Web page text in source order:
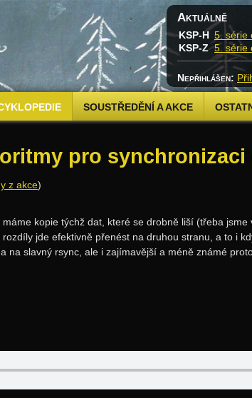
SOUSTŘEDĚNÍ A AKCE
Aktuálně
KSP-H 5. série
KSP-Z 5. série
Nepřihlášen:
pro synchronizaci
z akce)
kopie týchž dat, které se drobně liší (třeba jsme
jde efektivně přenést na druhou stranu, a to i
na slavný rsync, ale i zajímavější a méně známé